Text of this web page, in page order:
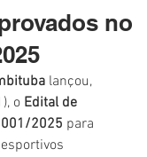
no
lançou,
o Edital de
001/2025 para